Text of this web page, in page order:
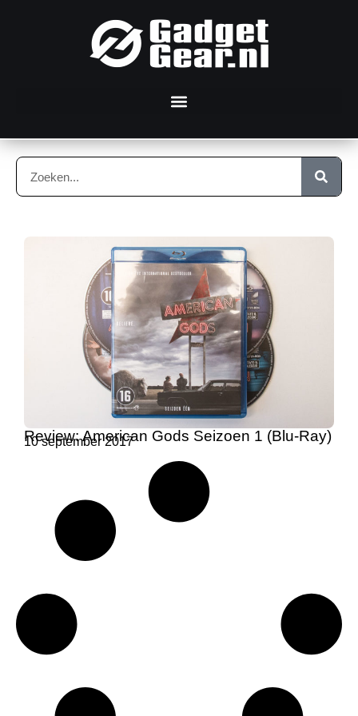
Review: American Gods Seizoen 1 (Blu-Ray)
10 september 2017